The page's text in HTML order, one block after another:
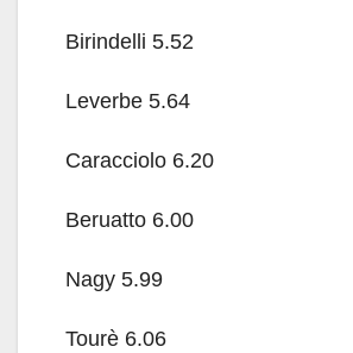
Birindelli 5.52
Leverbe 5.64
Caracciolo 6.20
Beruatto 6.00
Nagy 5.99
Tourè 6.06